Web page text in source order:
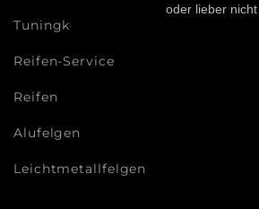
oder lieber
Tuningkonfigurator
Reifen-Service
Reifen
Alufelgen
Leichtmetallfelgen